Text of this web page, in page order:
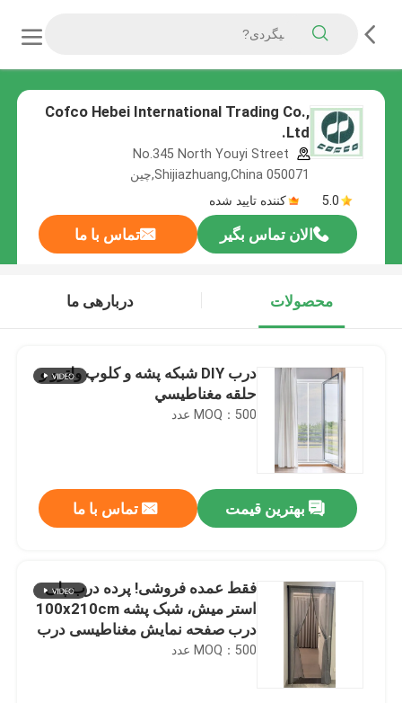
Cofco Hebei International Trading Co.,
Ltd.
No.345 North Youyi Street
Shijiazhuang,China 050071,چین
5.0
کننده تایید شده
الان تماس بگیر تماس با ما
محصولات دربارهی ما
درب DIY شبكه پشه و کلوپ ولترو و
حلقه مغناطيسي
MOQ：500 عدد
بهترین قیمت تماس با ما
فقط عمده فروشی! پرده درب پلی
استر میش، شبک پشه 100x210cm
درب صفحه نمایش مغناطیسی درب
میش نرم
MOQ：500 عدد